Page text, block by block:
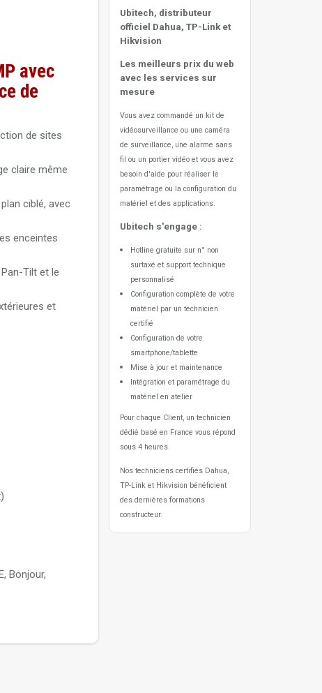
avec
de
de sites
claire même
ciblé, avec
enceintes
Tilt et le
et
Bonjour,
Ubitech, distributeur
officiel Dahua, TP-Link et
Hikvision
Les meilleurs prix du web
avec les services sur
mesure
Vous avez commandé un kit de
vidéosurveillance ou une caméra
de surveillance, une alarme sans
fil ou un portier vidéo et vous avez
besoin d'aide pour réaliser le
paramétrage ou la configuration du
matériel et des applications.
Ubitech s'engage :
Hotline gratuite sur n° non
surtaxé et support technique
personnalisé
Configuration complète de votre
matériel par un technicien
certifié
Configuration de votre
smartphone/tablette
Mise à jour et maintenance
Intégration et paramétrage du
matériel en atelier
Pour chaque Client, un technicien
dédié basé en France vous répond
sous 4 heures.
Nos techniciens certifiés Dahua,
TP-Link et Hikvision bénéficient
des dernières formations
constructeur.